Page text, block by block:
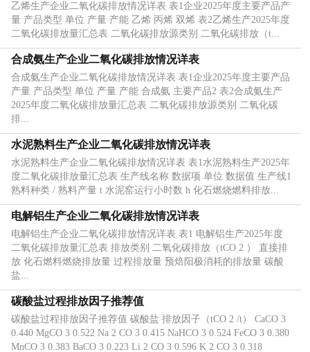
乙烯生产企业二氧化碳排放情况详表 表1企业2025年度主要产品产
量 产品类型 单位 产量 产能 乙烯 丙烯 双烯 表2乙烯生产2025年度
二氧化碳排放量汇总表 二氧化碳排放源类别 二氧化碳排放（t...
合成氨生产企业二氧化碳排放情况详表
合成氨生产企业二氧化碳排放情况详表 表1企业2025年度主要产品
产量 产品类型 单位 产量 产能 合成氨 主要产品2 表2合成氨生产
2025年度二氧化碳排放量汇总表 二氧化碳排放源类别 二氧化碳
排...
水泥熟料生产企业二氧化碳排放情况详表
水泥熟料生产企业二氧化碳排放情况详表 表1水泥熟料生产2025年
度二氧化碳排放量汇总表 生产线名称 数据项 单位 数据值 生产线1
熟料种类 / 熟料产量 t 水泥窑运行小时数 h 化石燃烧燃料排放...
电解铝生产企业二氧化碳排放情况详表
电解铝生产企业二氧化碳排放情况详表 表1 电解铝生产2025年度
二氧化碳排放量汇总表 排放类别 二氧化碳排放（tCO 2 ） 直接排
放 化石燃料燃烧排放量 过程排放量 预焙阳极消耗的排放量 碳酸
盐...
碳酸盐过程排放因子推荐值
碳酸盐过程排放因子推荐值 碳酸盐 排放因子（tCO 2 /t） CaCO 3
0.440 MgCO 3 0.522 Na 2 CO 3 0.415 NaHCO 3 0.524 FeCO 3 0.380
MnCO 3 0.383 BaCO 3 0.223 Li 2 CO 3 0.596 K 2 CO 3 0.318